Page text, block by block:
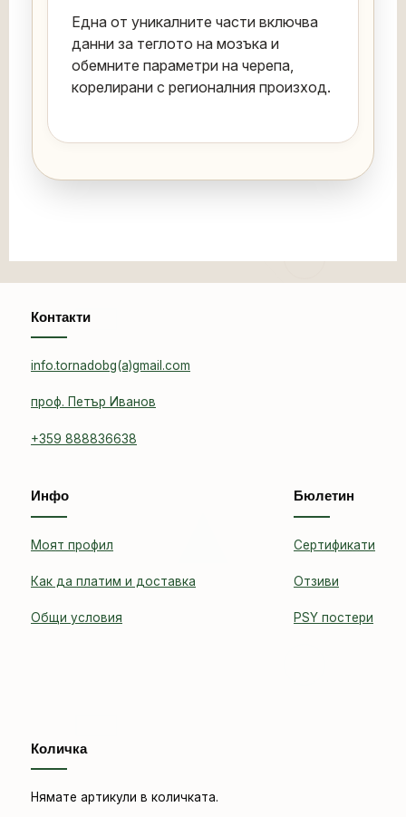
Една от уникалните части включва
данни за теглото на мозъка и
обемните параметри на черепа,
корелирани с регионалния произход.
Контакти
info.tornadobg(a)gmail.com
проф. Петър Иванов
+359 888836638
Инфо
Моят профил
Как да платим и доставка
Общи условия
Бюлетин
Сертификати
Отзиви
PSY постери
Количка
Нямате артикули в количката.